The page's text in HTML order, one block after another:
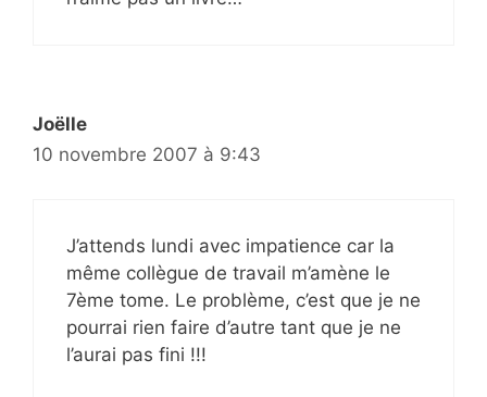
Joëlle
10 novembre 2007 à 9:43
J’attends lundi avec impatience car la
même collègue de travail m’amène le
7ème tome. Le problème, c’est que je ne
pourrai rien faire d’autre tant que je ne
l’aurai pas fini !!!